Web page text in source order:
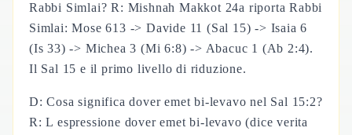
Rabbi Simlai? R: Mishnah Makkot 24a riporta Rabbi
Simlai: Mose 613 -> Davide 11 (Sal 15) -> Isaia 6
(Is 33) -> Michea 3 (Mi 6:8) -> Abacuc 1 (Ab 2:4).
Il Sal 15 e il primo livello di riduzione.
D: Cosa significa dover emet bi-levavo nel Sal 15:2?
R: L espressione dover emet bi-levavo (dice verita